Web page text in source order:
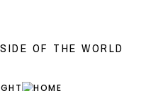
OF THE WORLD